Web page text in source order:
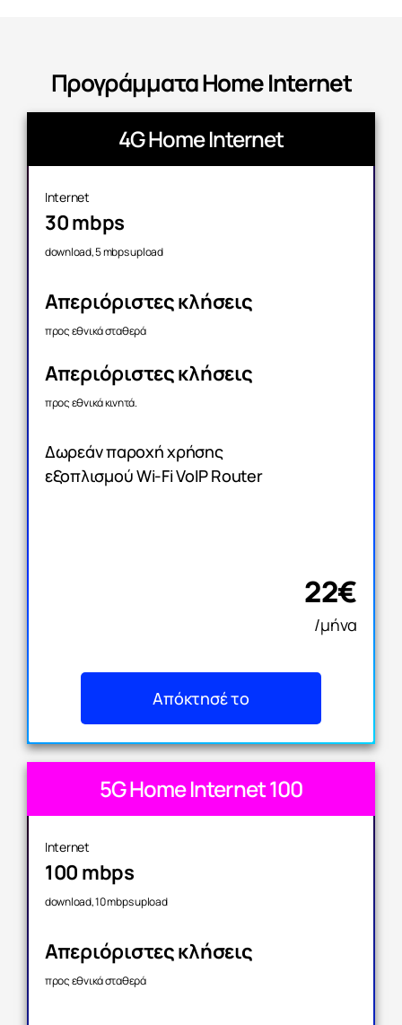
Προγράμματα Home Internet
4G Home Internet
Internet
30 mbps
download, 5 mbps upload
Απεριόριστες κλήσεις
προς εθνικά σταθερά
Απεριόριστες κλήσεις
προς εθνικά κινητά.
Δωρεάν παροχή χρήσης
εξοπλισμού Wi-Fi VoIP Router
22€
/μήνα
Απόκτησέ το
5G Home Internet 100
Internet
100 mbps
download, 10 mbps upload
Απεριόριστες κλήσεις
προς εθνικά σταθερά